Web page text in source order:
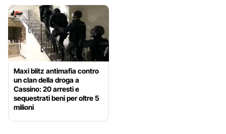
Maxi blitz antimafia contro
un clan della droga a
Cassino: 20 arresti e
sequestrati beni per oltre 5
milioni